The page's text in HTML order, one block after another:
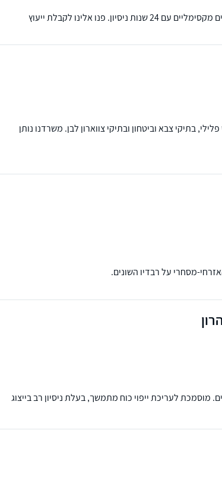
מומלץ בעקביות עם הצלחות מוכחות. מוביל בהשגת פיצויים מקסימליים עם 24 שנות ניסיון. פנו אלינו לקבלת ייעוץ
בתיקי צבא וביטחון ובתיקי צווארון לבן. משרדנו נותן
מסחרי על רבדיו השונים.
לעריכת ייפוי כוח מתמשך, בעלת ניסיון רב בייצוג